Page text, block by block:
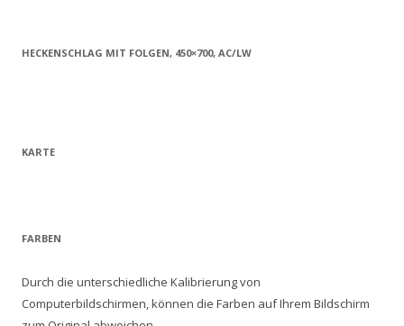
HECKENSCHLAG MIT FOLGEN, 450×700, AC/LW
KARTE
FARBEN
Durch die unterschiedliche Kalibrierung von
Computerbildschirmen, können die Farben auf Ihrem Bildschirm